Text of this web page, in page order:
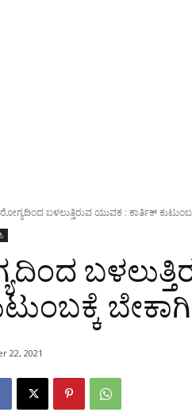
ಬಳಲುತ್ತಿರುವ ಯುವಕ : ಕಾರ್ತಿಕ್
22, 2021